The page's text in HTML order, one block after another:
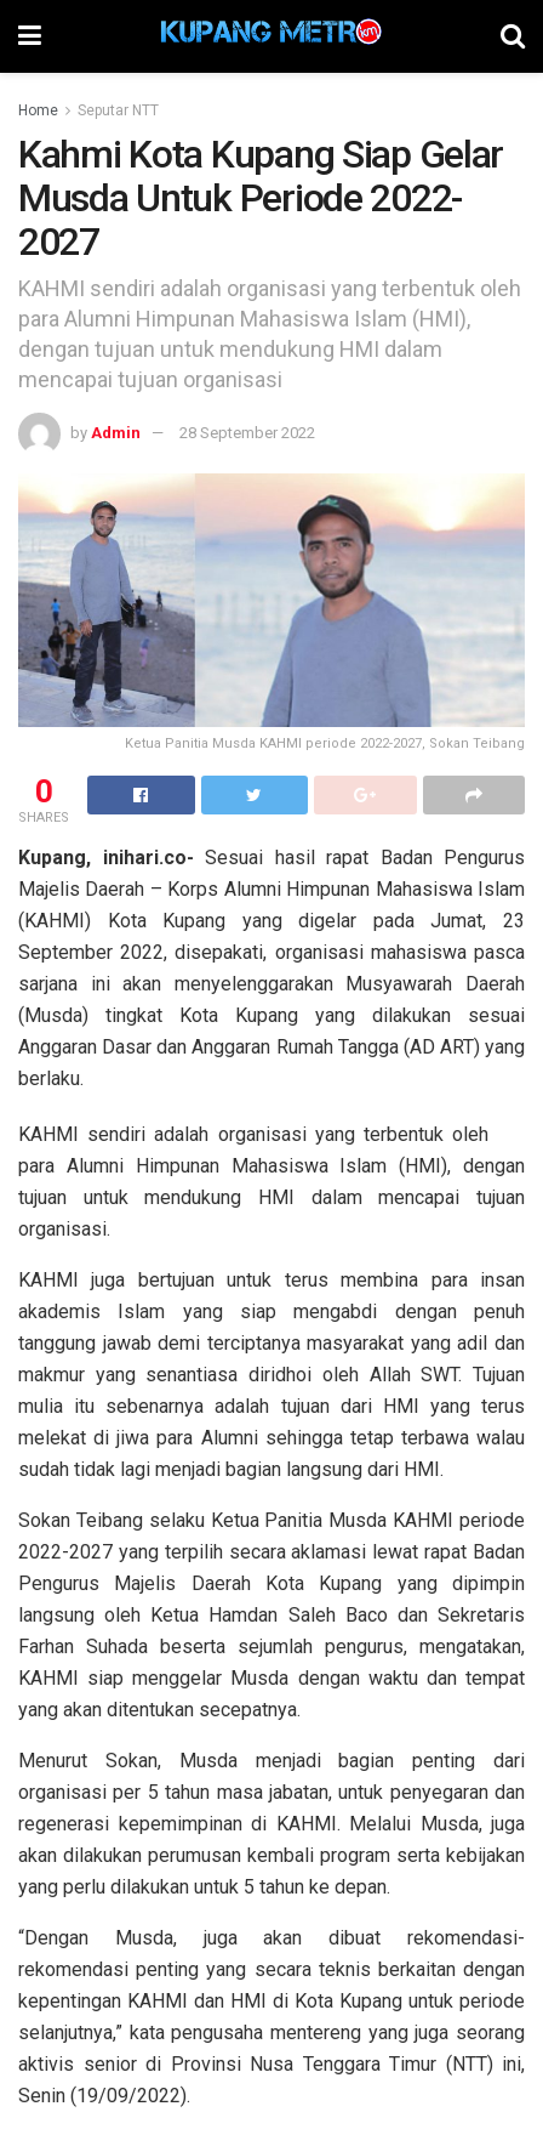
Home Seputar NTT
Kahmi Kota Kupang Siap Gelar
Musda Untuk Periode 2022-
2027
KAHMI sendiri adalah organisasi yang terbentuk oleh
para Alumni Himpunan Mahasiswa Islam (HMI),
dengan tujuan untuk mendukung HMI dalam
mencapai tujuan organisasi
by Admin 28 September 2022
Ketua Panitia Musda KAHMI periode 2022-2027, Sokan Teibang
0
SHARES
Kupang, inihari.co- Sesuai hasil rapat Badan Pengurus
Majelis Daerah – Korps Alumni Himpunan Mahasiswa Islam
(KAHMI) Kota Kupang yang digelar pada Jumat, 23
September 2022, disepakati, organisasi mahasiswa pasca
sarjana ini akan menyelenggarakan Musyawarah Daerah
(Musda) tingkat Kota Kupang yang dilakukan sesuai
Anggaran Dasar dan Anggaran Rumah Tangga (AD ART) yang
berlaku.
KAHMI sendiri adalah organisasi yang terbentuk oleh
para Alumni Himpunan Mahasiswa Islam (HMI), dengan
tujuan untuk mendukung HMI dalam mencapai tujuan
organisasi.
KAHMI juga bertujuan untuk terus membina para insan
akademis Islam yang siap mengabdi dengan penuh
tanggung jawab demi terciptanya masyarakat yang adil dan
makmur yang senantiasa diridhoi oleh Allah SWT. Tujuan
mulia itu sebenarnya adalah tujuan dari HMI yang terus
melekat di jiwa para Alumni sehingga tetap terbawa walau
sudah tidak lagi menjadi bagian langsung dari HMI.
Sokan Teibang selaku Ketua Panitia Musda KAHMI periode
2022-2027 yang terpilih secara aklamasi lewat rapat Badan
Pengurus Majelis Daerah Kota Kupang yang dipimpin
langsung oleh Ketua Hamdan Saleh Baco dan Sekretaris
Farhan Suhada beserta sejumlah pengurus, mengatakan,
KAHMI siap menggelar Musda dengan waktu dan tempat
yang akan ditentukan secepatnya.
Menurut Sokan, Musda menjadi bagian penting dari
organisasi per 5 tahun masa jabatan, untuk penyegaran dan
regenerasi kepemimpinan di KAHMI. Melalui Musda, juga
akan dilakukan perumusan kembali program serta kebijakan
yang perlu dilakukan untuk 5 tahun ke depan.
“Dengan Musda, juga akan dibuat rekomendasi-
rekomendasi penting yang secara teknis berkaitan dengan
kepentingan KAHMI dan HMI di Kota Kupang untuk periode
selanjutnya,” kata pengusaha mentereng yang juga seorang
aktivis senior di Provinsi Nusa Tenggara Timur (NTT) ini,
Senin (19/09/2022).